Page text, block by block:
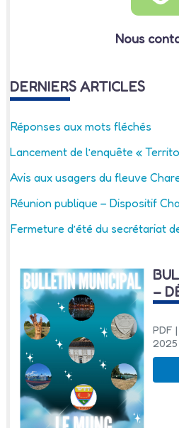
Nous
DERNIERS ARTICLES
Réponses aux mots fléchés
Lancement de l’enquête «
Avis aux usagers du fleuve
Réunion publique – Dispositif
Fermeture d’été du secrétariat
–
PDF
2025